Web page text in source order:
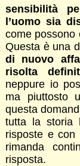
sensibilità
l’uomo sia
come possono
Questa è una
di nuovo
risolta
neppure io
ma piuttosto
questa
tutta la storia
risposte e
rimanda
risposta.